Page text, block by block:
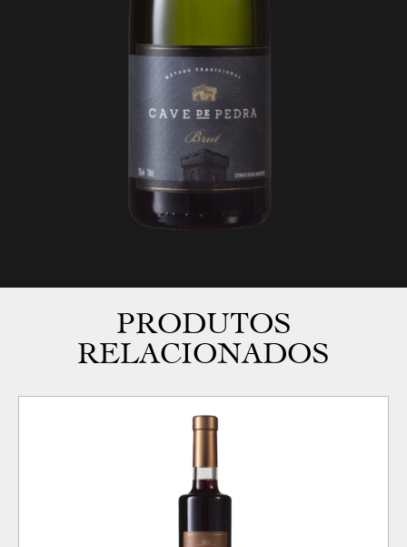
PRODUTOS
RELACIONADOS